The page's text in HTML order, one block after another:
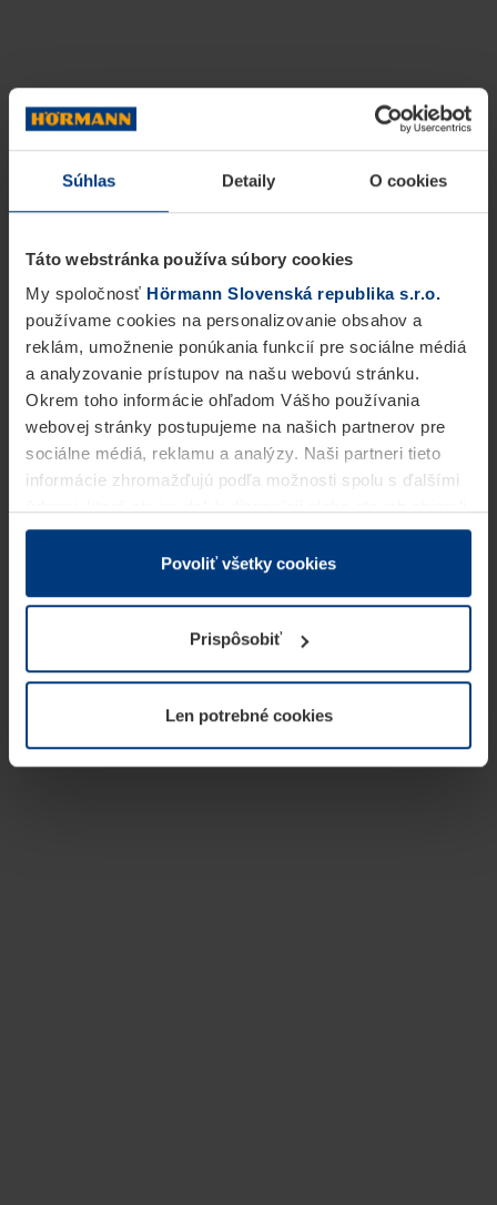
Súhlas Detaily O cookies
Táto webstránka používa súbory cookies
My spoločnosť Hörmann Slovenská republika s.r.o.
používame cookies na personalizovanie obsahov a
reklám, umožnenie ponúkania funkcií pre sociálne médiá
a analyzovanie prístupov na našu webovú stránku.
Okrem toho informácie ohľadom Vášho používania
webovej stránky postupujeme na našich partnerov pre
sociálne médiá, reklamu a analýzy. Naši partneri tieto
informácie zhromažďujú podľa možnosti spolu s ďalšími
v rámci Vášho využívania služieb.
Z právneho hľadiska môžeme cookies ukladať na Vašom
prevádzku tejto stránky. Pre všetky ostatné typy cookie
potrebujeme Vaše povolenie. Vaše povolenie môžete
kedykoľvek zmeniť alebo odvolať vo vysvetlení cookie
našej webovej stránky.
Povoliť všetky cookies
Prispôsobiť
Len potrebné cookies